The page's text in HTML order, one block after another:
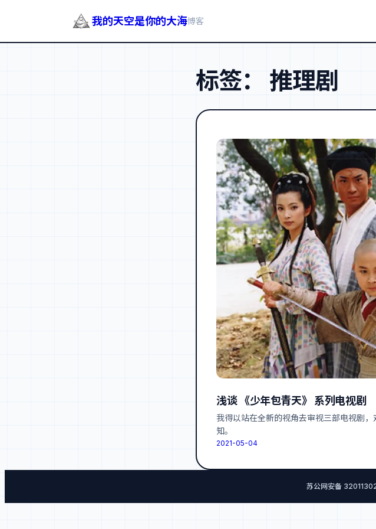
我的天空是你的大海博客
标签： 推理剧
浅谈 《少年包青天》 系列电视剧
我得以站在全新的视角去审视三部电视剧
知。
2021-05-04
苏公网安备